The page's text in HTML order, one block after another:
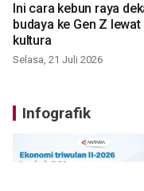
Ini cara kebun raya
budaya ke Gen Z lewat
kultura
Selasa, 21 Juli 2026
Infografik